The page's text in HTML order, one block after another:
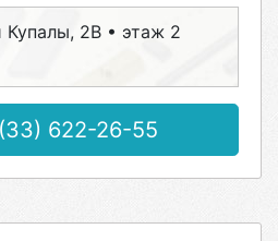
Купалы, 2В • этаж 2
622-26-55